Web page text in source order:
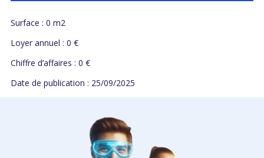
Surface : 0 m2
Loyer annuel : 0 €
Chiffre d’affaires : 0 €
Date de publication : 25/09/2025